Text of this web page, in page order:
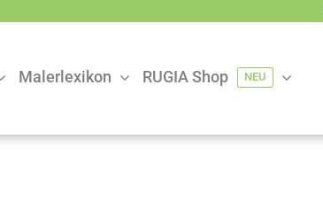
Malerlexikon RUGIA Shop NEU